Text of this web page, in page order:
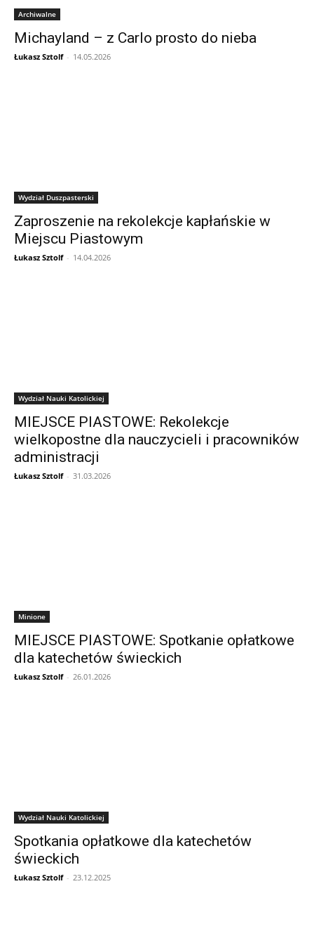
Archiwalne
Michayland – z Carlo prosto do nieba
Łukasz Sztolf - 14.05.2026
Wydział Duszpasterski
Zaproszenie na rekolekcje kapłańskie w
Miejscu Piastowym
Łukasz Sztolf - 14.04.2026
Wydział Nauki Katolickiej
MIEJSCE PIASTOWE: Rekolekcje
wielkopostne dla nauczycieli i pracowników
administracji
Łukasz Sztolf - 31.03.2026
Minione
MIEJSCE PIASTOWE: Spotkanie opłatkowe
dla katechetów świeckich
Łukasz Sztolf - 26.01.2026
Wydział Nauki Katolickiej
Spotkania opłatkowe dla katechetów
świeckich
Łukasz Sztolf - 23.12.2025